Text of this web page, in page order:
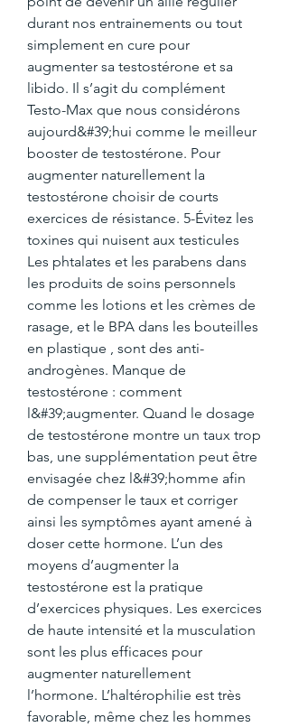
durant nos entrainements ou tout
simplement en cure pour
augmenter sa testostérone et sa
libido. Il s’agit du complément
Testo-Max que nous considérons
aujourd&#39;hui comme le meilleur
booster de testostérone. Pour
augmenter naturellement la
testostérone choisir de courts
exercices de résistance. 5-Évitez les
toxines qui nuisent aux testicules
Les phtalates et les parabens dans
les produits de soins personnels
comme les lotions et les crèmes de
rasage, et le BPA dans les bouteilles
en plastique , sont des anti-
androgènes. Manque de
testostérone : comment
l&#39;augmenter. Quand le dosage
de testostérone montre un taux trop
bas, une supplémentation peut être
envisagée chez l&#39;homme afin
de compenser le taux et corriger
ainsi les symptômes ayant amené à
doser cette hormone. L’un des
moyens d’augmenter la
testostérone est la pratique
d’exercices physiques. Les exercices
de haute intensité et la musculation
sont les plus efficaces pour
augmenter naturellement
l’hormone. L’haltérophilie est très
favorable, même chez les hommes